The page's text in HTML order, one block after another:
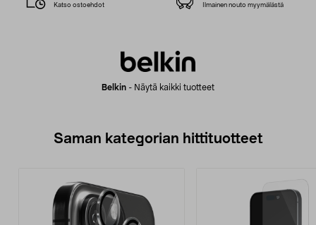
Belkin - Näytä kaikki tuotteet
Katso ostoehdot Ilmainen nouto myymälästä
Saman kategorian hittituotteet